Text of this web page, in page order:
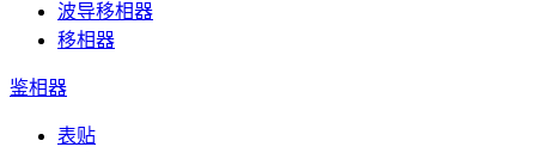
波导移相器
移相器
鉴相器
表贴